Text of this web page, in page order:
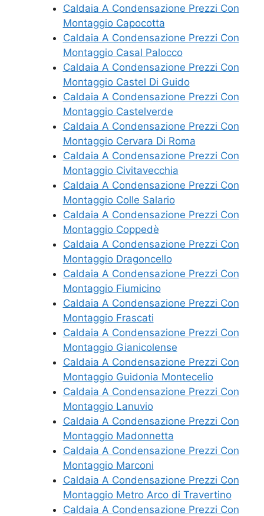
Caldaia A Condensazione Prezzi Con
Montaggio Capocotta
Caldaia A Condensazione Prezzi Con
Montaggio Casal Palocco
Caldaia A Condensazione Prezzi Con
Montaggio Castel Di Guido
Caldaia A Condensazione Prezzi Con
Montaggio Castelverde
Caldaia A Condensazione Prezzi Con
Montaggio Cervara Di Roma
Caldaia A Condensazione Prezzi Con
Montaggio Civitavecchia
Caldaia A Condensazione Prezzi Con
Montaggio Colle Salario
Caldaia A Condensazione Prezzi Con
Montaggio Coppedè
Caldaia A Condensazione Prezzi Con
Montaggio Dragoncello
Caldaia A Condensazione Prezzi Con
Montaggio Fiumicino
Caldaia A Condensazione Prezzi Con
Montaggio Frascati
Caldaia A Condensazione Prezzi Con
Montaggio Gianicolense
Caldaia A Condensazione Prezzi Con
Montaggio Guidonia Montecelio
Caldaia A Condensazione Prezzi Con
Montaggio Lanuvio
Caldaia A Condensazione Prezzi Con
Montaggio Madonnetta
Caldaia A Condensazione Prezzi Con
Montaggio Marconi
Caldaia A Condensazione Prezzi Con
Montaggio Metro Arco di Travertino
Caldaia A Condensazione Prezzi Con